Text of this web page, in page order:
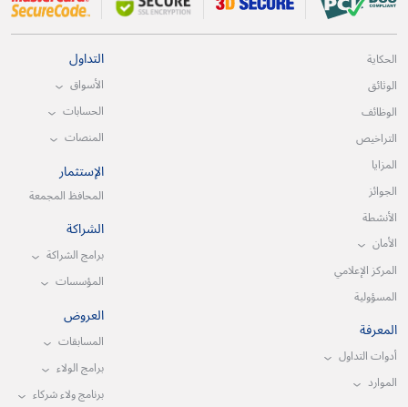
الحكاية
الوثائق
الوظائف
التراخيص
المزايا
الجوائز
الأنشطة
الأمان
المركز الإعلامي
المسؤولية
المعرفة
أدوات التداول
الموارد
التداول
الأسواق
الحسابات
المنصات
الإستثمار
المحافظ المجمعة
الشراكة
برامج الشراكة
المؤسسات
العروض
المسابقات
برامج الولاء
برنامج ولاء شركاء